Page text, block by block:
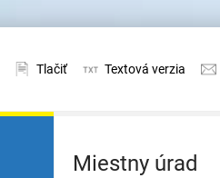
Tlačiť Textová verzia
Miestny úrad